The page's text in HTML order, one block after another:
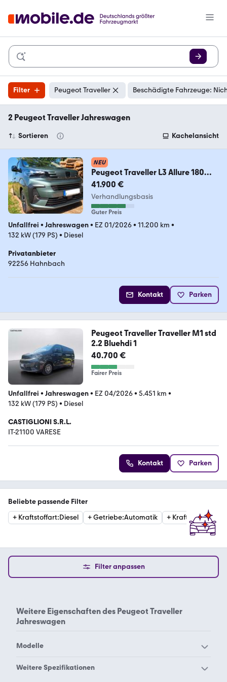
Filter Peugeot Traveller Beschädigte Fahrzeuge:
2 Peugeot Traveller Jahreswagen
Sortieren Kachelansicht
NEU
Peugeot Traveller L3 Allure 180
EAT8 |EZ 01/26| 11.200km
41.900 €
Verhandlungsbasis
Guter Preis
Unfallfrei • Jahreswagen• EZ 01/2026• 11.200 km •
132 kW (179 PS) • Diesel
Privatanbieter
92256 Hahnbach
Kontakt Parken
Peugeot Traveller Traveller M1 std
2.2 Bluehdi 1
40.700 €
Fairer Preis
Unfallfrei • Jahreswagen• EZ 04/2026• 5.451 km •
132 kW (179 PS) • Diesel
CASTIGLIONI S.R.L.
IT-21100 VARESE
Kontakt Parken
Beliebte passende Filter
+ Kraftstoffart:Diesel +Getriebe:Automatik + Kraftstoffart:
Filter anpassen
Weitere Eigenschaften des Peugeot Traveller
Jahreswagen
Modelle
Peugeot 1007
Weitere Spezifikationen